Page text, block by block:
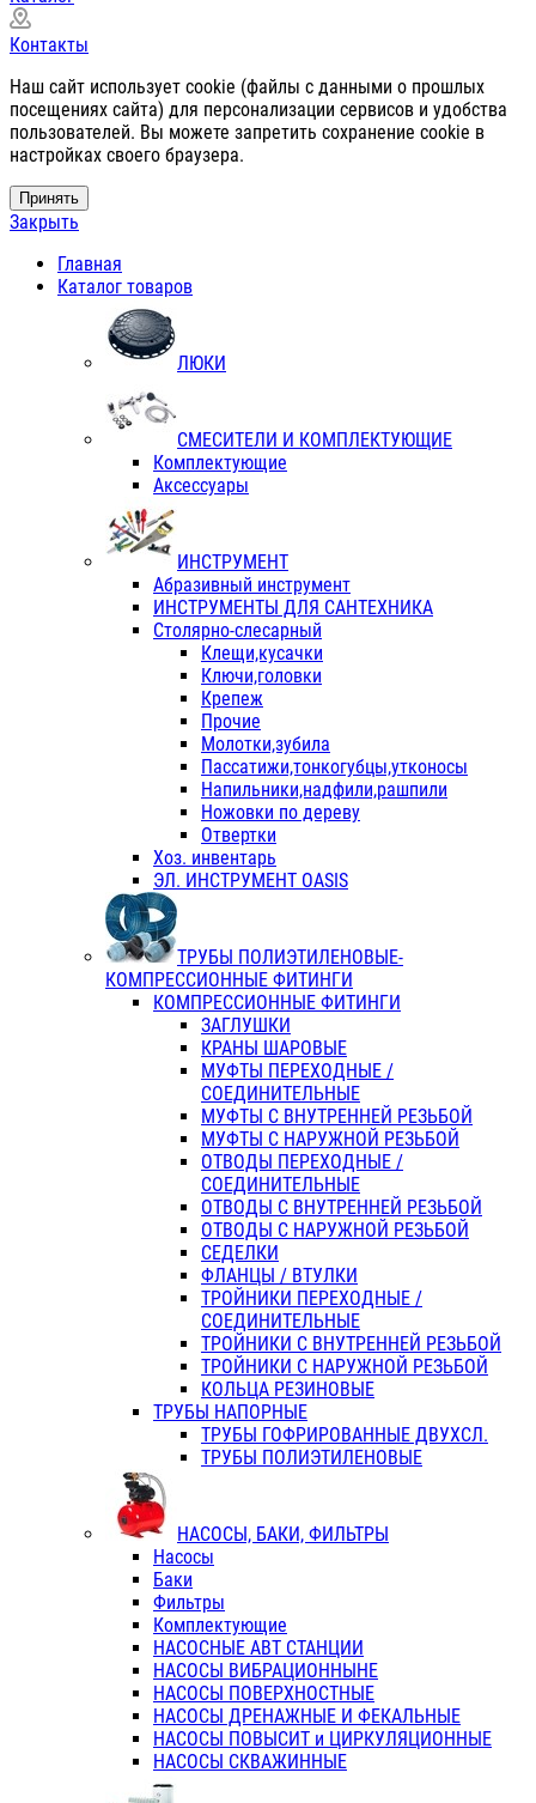
Контакты
Наш сайт использует cookie (файлы с данными о прошлых
посещениях сайта) для персонализации сервисов и удобства
пользователей. Вы можете запретить сохранение cookie в
настройках своего браузера.
Принять
Закрыть
Главная
Каталог товаров
ЛЮКИ
СМЕСИТЕЛИ И КОМПЛЕКТУЮЩИЕ
Комплектующие
Аксессуары
ИНСТРУМЕНТ
Абразивный инструмент
ИНСТРУМЕНТЫ ДЛЯ САНТЕХНИКА
Столярно-слесарный
Клещи,кусачки
Ключи,головки
Крепеж
Прочие
Молотки,зубила
Пассатижи,тонкогубцы,утконосы
Напильники,надфили,рашпили
Ножовки по дереву
Отвертки
Хоз. инвентарь
ЭЛ. ИНСТРУМЕНТ OASIS
ТРУБЫ ПОЛИЭТИЛЕНОВЫЕ-
КОМПРЕССИОННЫЕ ФИТИНГИ
КОМПРЕССИОННЫЕ ФИТИНГИ
ЗАГЛУШКИ
КРАНЫ ШАРОВЫЕ
МУФТЫ ПЕРЕХОДНЫЕ /
СОЕДИНИТЕЛЬНЫЕ
МУФТЫ С ВНУТРЕННЕЙ РЕЗЬБОЙ
МУФТЫ С НАРУЖНОЙ РЕЗЬБОЙ
ОТВОДЫ ПЕРЕХОДНЫЕ /
СОЕДИНИТЕЛЬНЫЕ
ОТВОДЫ С ВНУТРЕННЕЙ РЕЗЬБОЙ
ОТВОДЫ С НАРУЖНОЙ РЕЗЬБОЙ
СЕДЕЛКИ
ФЛАНЦЫ / ВТУЛКИ
ТРОЙНИКИ ПЕРЕХОДНЫЕ /
СОЕДИНИТЕЛЬНЫЕ
ТРОЙНИКИ С ВНУТРЕННЕЙ РЕЗЬБОЙ
ТРОЙНИКИ С НАРУЖНОЙ РЕЗЬБОЙ
КОЛЬЦА РЕЗИНОВЫЕ
ТРУБЫ НАПОРНЫЕ
ТРУБЫ ГОФРИРОВАННЫЕ ДВУХСЛ.
ТРУБЫ ПОЛИЭТИЛЕНОВЫЕ
НАСОСЫ, БАКИ, ФИЛЬТРЫ
Насосы
Баки
Фильтры
Комплектующие
НАСОСНЫЕ АВТ СТАНЦИИ
НАСОСЫ ВИБРАЦИОННЫНЕ
НАСОСЫ ПОВЕРХНОСТНЫЕ
НАСОСЫ ДРЕНАЖНЫЕ И ФЕКАЛЬНЫЕ
НАСОСЫ ПОВЫСИТ и ЦИРКУЛЯЦИОННЫЕ
НАСОСЫ СКВАЖИННЫЕ